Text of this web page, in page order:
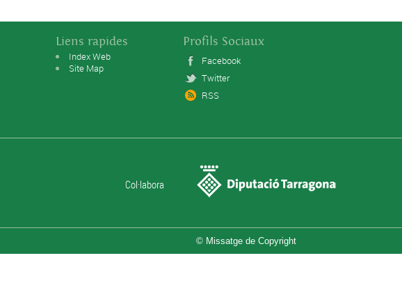
Liens rapides
Index Web
Site Map
Profils Sociaux
Facebook
Twitter
RSS
Col·labora
© Missatge de Copyright